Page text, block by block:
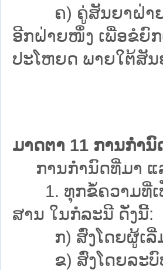
ຄ) ຄູ່ສັນຍາຝ່າຍທີ່
ອີກຝ່າຍໜຶ່ງ ເພື່ອຂໍຍົ
ປະໂຫຍດ ພາຍໃຕ້ສັ
ມາດຕາ 11 ການກຳ
ການກຳນົດທີ່ມາ ແ
1. ທຸກຂໍ້ຄວາມທີ່ເປັ
ສານ ໃນກໍລະນີ ດັ່ງນີ້:
ກ) ສົ່ງໂດຍຜູ້ເລີ່ມ
ຂ) ສົ່ງໂດຍລະບົບຂໍ້